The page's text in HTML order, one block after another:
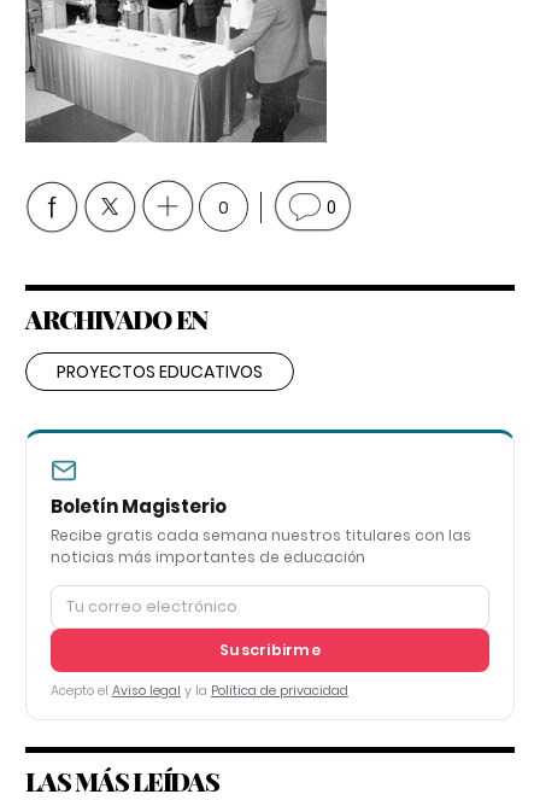
0 0
ARCHIVADO EN
PROYECTOS EDUCATIVOS
Boletín Magisterio
Recibe gratis cada semana nuestros titulares con las
noticias más importantes de educación
Suscribirme
Acepto el Aviso legal y la Política de privacidad
LAS MÁS LEÍDAS